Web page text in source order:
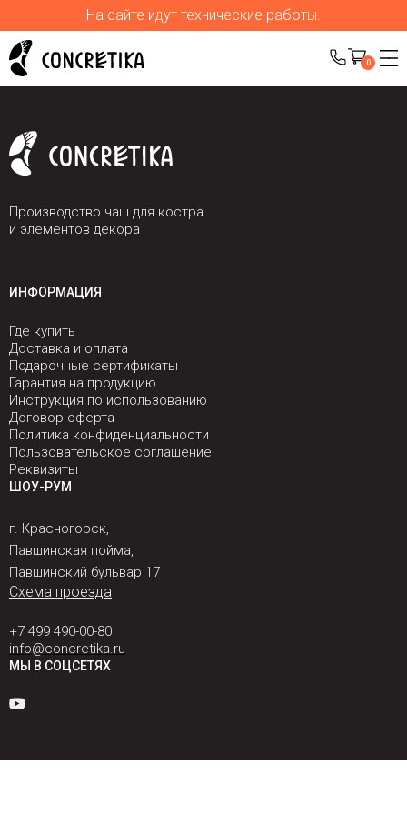
На сайте идут технические работы.
0
Производство чаш для костра
и элементов декора
ИНФОРМАЦИЯ
Где купить
Доставка и оплата
Подарочные сертификаты
Гарантия на продукцию
Инструкция по использованию
Договор-оферта
Политика конфиденциальности
Пользовательское соглашение
Реквизиты
ШОУ-РУМ
г. Красногорск,
Павшинская пойма,
Павшинский бульвар 17
Схема проезда
+7 499 490-00-80
info@concretika.ru
МЫ В СОЦСЕТЯХ